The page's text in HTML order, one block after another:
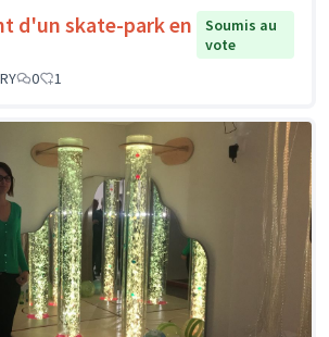
d'un skate-park en
Soumis au
vote
0 1